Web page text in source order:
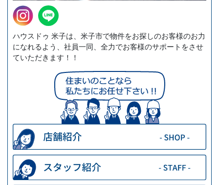
ハウスドゥ 米子は、米子市で物件をお探しのお客様のお力
になれるよう、社員一同、全力でお客様のサポートをさせ
ていただきます！！